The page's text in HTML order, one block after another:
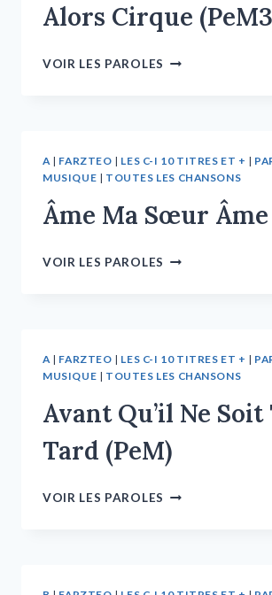
Alors Cirque
VOIR LES PAROLES
A| FARZTEO | LES C-I 10 TITRES ET + |
MUSIQUE | TOUTES LES CHANSONS
Âme Ma Sœur Âme
VOIR LES PAROLES
A| FARZTEO | LES C-I 10 TITRES ET + |
MUSIQUE | TOUTES LES CHANSONS
Avant Qu’il Ne
Tard (PeM)
VOIR LES PAROLES